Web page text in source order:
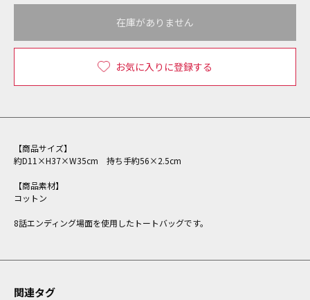
お気に入りに登録する
在庫がありません
【商品サイズ】
約D11×H37×W35cm 持ち手約56×2.5cm
【商品素材】
コットン
8話エンディング場面を使用したトートバッグです。
関連タグ